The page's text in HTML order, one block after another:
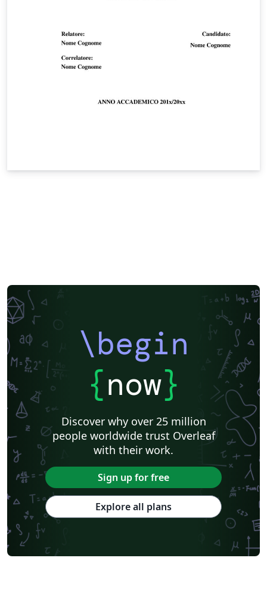
\begin
{now}
Discover why over 25 million
people worldwide trust Overleaf
with their work.
Sign up for free
Explore all plans